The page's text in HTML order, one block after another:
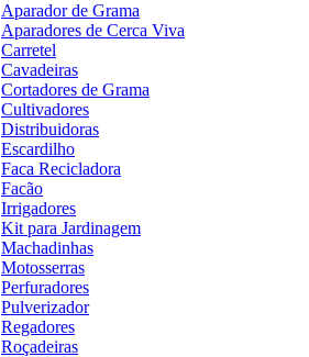
Aparador de Grama
Aparadores de Cerca Viva
Carretel
Cavadeiras
Cortadores de Grama
Cultivadores
Distribuidoras
Escardilho
Faca Recicladora
Facão
Irrigadores
Kit para Jardinagem
Machadinhas
Motosserras
Perfuradores
Pulverizador
Regadores
Roçadeiras